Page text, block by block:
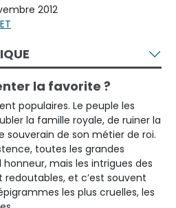
2012
la favorite ?
populaires. Le peuple les
la famille royale, de ruiner la
souverain de son métier de roi.
toutes les grandes
mais les intrigues des
et c’est souvent
les plus cruelles, les